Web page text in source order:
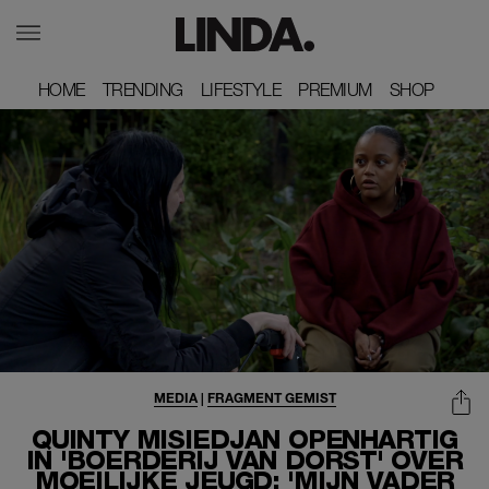
HOME
HOME TRENDING
TRENDING LIFESTYLE
LIFESTYLE PREMIUM
PREMIUM SHOP
SHOP
QUINTY MISIEDJAN OPENHARTIG
IN 'BOERDERIJ VAN DORST' OVER
MOEILIJKE JEUGD: 'MIJN VADER
MEDIA| FRAGMENT GEMIST